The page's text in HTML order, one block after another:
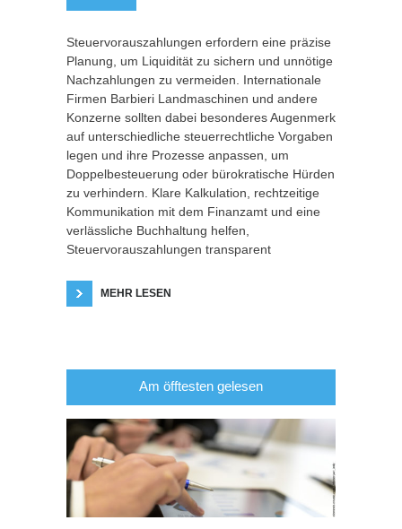
Steuervorauszahlungen erfordern eine präzise
Planung, um Liquidität zu sichern und unnötige
Nachzahlungen zu vermeiden. Internationale
Firmen Barbieri Landmaschinen und andere
Konzerne sollten dabei besonderes Augenmerk
auf unterschiedliche steuerrechtliche Vorgaben
legen und ihre Prozesse anpassen, um
Doppelbesteuerung oder bürokratische Hürden
zu verhindern. Klare Kalkulation, rechtzeitige
Kommunikation mit dem Finanzamt und eine
verlässliche Buchhaltung helfen,
Steuervorauszahlungen transparent
MEHR LESEN
Am öfftesten gelesen